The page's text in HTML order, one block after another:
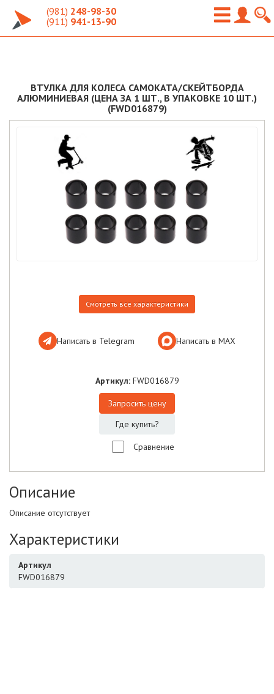
(981) 248-98-30
(911) 941-13-90
ВТУЛКА ДЛЯ КОЛЕСА САМОКАТА/СКЕЙТБОРДА
АЛЮМИНИЕВАЯ (ЦЕНА ЗА 1 ШТ., В УПАКОВКЕ 10 ШТ.)
(FWD016879)
Смотреть все характеристики
Написать в Telegram Написать в МАХ
Артикул: FWD016879
Запросить цену
Где купить?
Сравнение
Описание
Описание отсутствует
Характеристики
Артикул
FWD016879